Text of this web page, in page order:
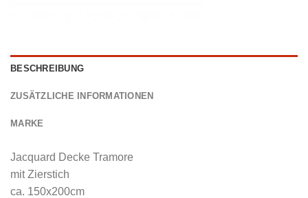
BESCHREIBUNG
ZUSÄTZLICHE INFORMATIONEN
MARKE
Jacquard Decke Tramore
mit Zierstich
ca. 150x200cm